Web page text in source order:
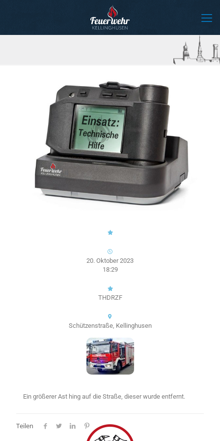
20. Oktober 2023
18:29
THDRZF
Schützenstraße, Kellinghusen
Ein größerer Ast hing auf die Straße, dieser wurde entfernt.
Teilen